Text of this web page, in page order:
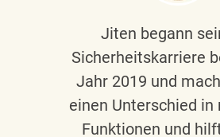
Jiten begann
Sicherheitskarriere
Jahr 2019 und
einen Unterschied in
Funktionen und